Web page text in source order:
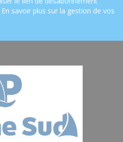
En savoir plus sur la gestion de vos